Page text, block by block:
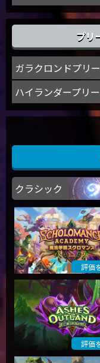
プリ
ガラクロンドプリ
ハイランダープリ
クラシック
評価
評価